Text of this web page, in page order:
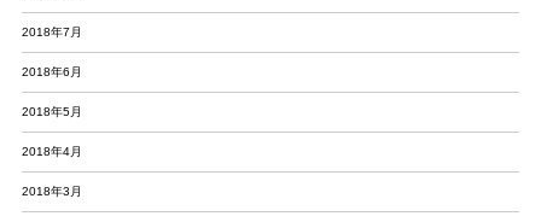
2018年7月
2018年6月
2018年5月
2018年4月
2018年3月